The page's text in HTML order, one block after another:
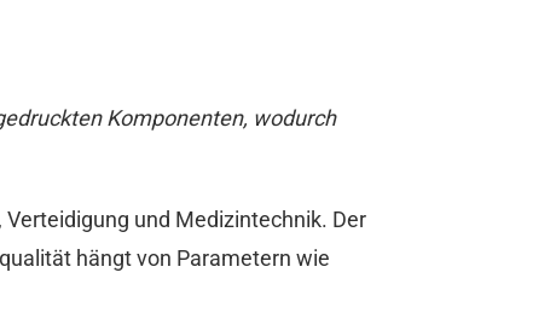
Komponenten, wodurch
und Medizintechnik. Der
hängt von Parametern wie